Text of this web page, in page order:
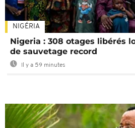
NIGÉRIA
Nigeria : 308 otages libérés
de sauvetage record
Il y a 59 minutes